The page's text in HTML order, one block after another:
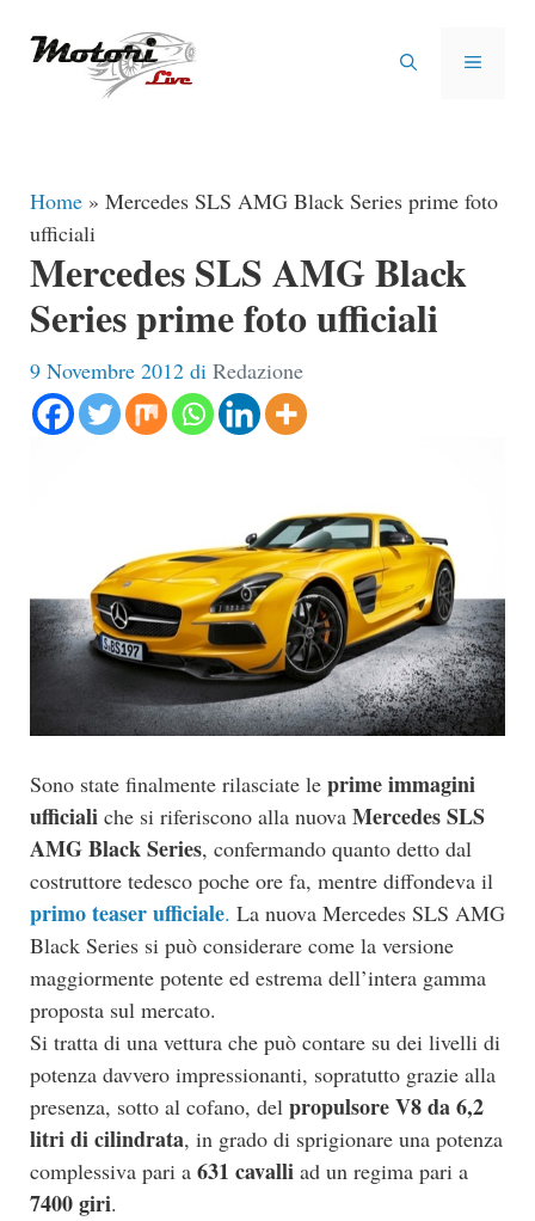
MENU
Home » Mercedes SLS AMG Black Series prime foto
ufficiali
Mercedes SLS AMG Black
Series prime foto ufficiali
9 Novembre 2012 di Redazione
Sono state finalmente rilasciate le prime immagini
ufficiali che si riferiscono alla nuova Mercedes SLS
AMG Black Series, confermando quanto detto dal
costruttore tedesco poche ore fa, mentre diffondeva il
primo teaser ufficiale. La nuova Mercedes SLS AMG
Black Series si può considerare come la versione
maggiormente potente ed estrema dell’intera gamma
proposta sul mercato.
Si tratta di una vettura che può contare su dei livelli di
potenza davvero impressionanti, sopratutto grazie alla
presenza, sotto al cofano, del propulsore V8 da 6,2
litri di cilindrata, in grado di sprigionare una potenza
complessiva pari a 631 cavalli ad un regima pari a
7400 giri.